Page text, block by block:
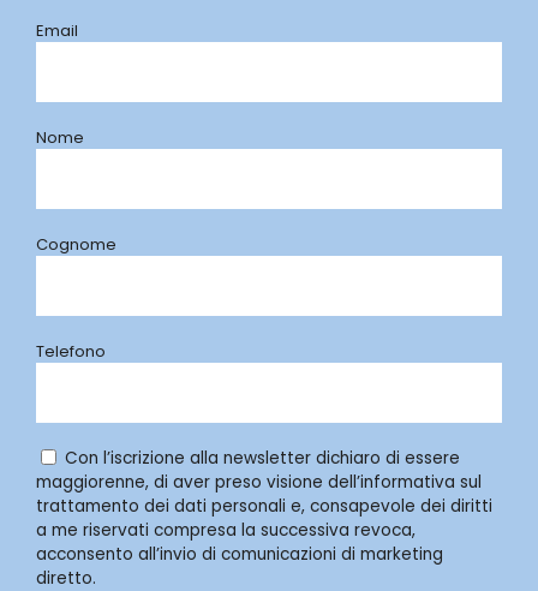
Email
Nome
Cognome
Telefono
Con l’iscrizione alla newsletter dichiaro di essere
maggiorenne, di aver preso visione dell’informativa sul
trattamento dei dati personali e, consapevole dei diritti
a me riservati compresa la successiva revoca,
acconsento all’invio di comunicazioni di marketing
diretto.